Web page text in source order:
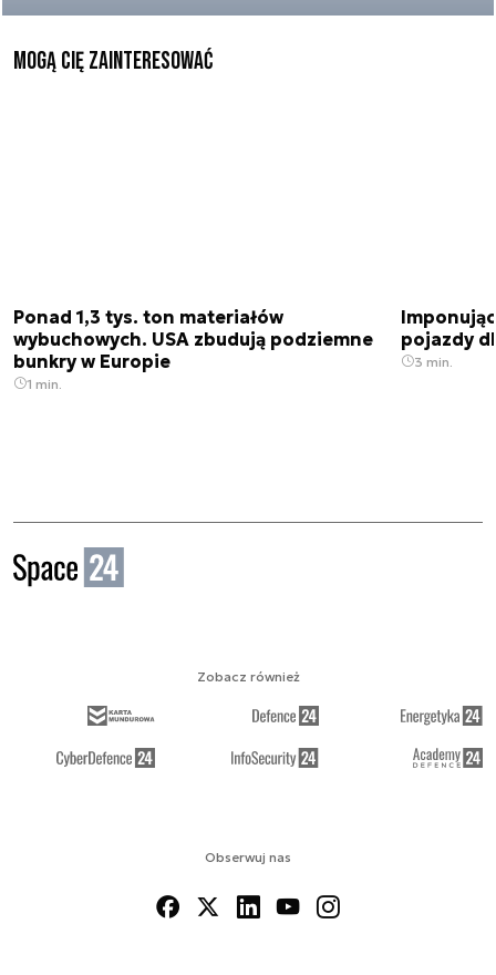
Mogą Cię zainteresować
Ponad 1,3 tys. ton materiałów
wybuchowych. USA zbudują podziemne
bunkry w Europie
1 min.
pojazdy
3 min.
Obserwuj nas
Zobacz również